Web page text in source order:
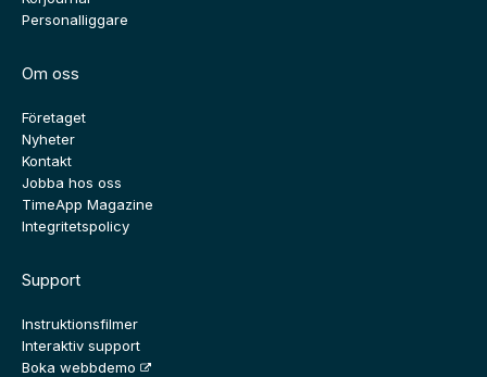
Personalliggare
Om oss
Företaget
Nyheter
Kontakt
Jobba hos oss
TimeApp Magazine
Integritetspolicy
Support
Instruktionsfilmer
Interaktiv support
Boka webbdemo